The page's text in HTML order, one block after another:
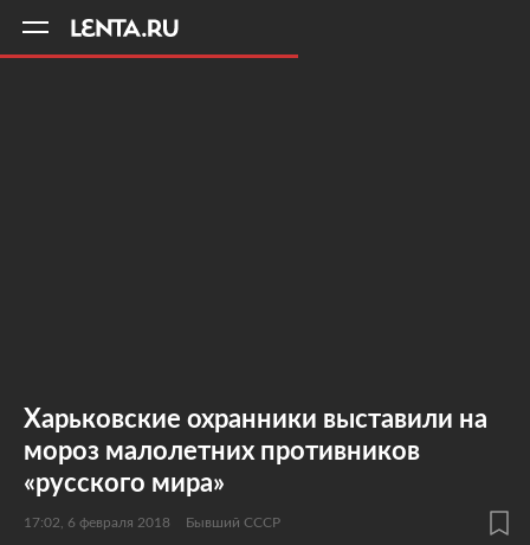
Харьковские охранники выставили на
мороз малолетних противников
«русского мира»
17:02, 6 февраля 2018 Бывший СССР